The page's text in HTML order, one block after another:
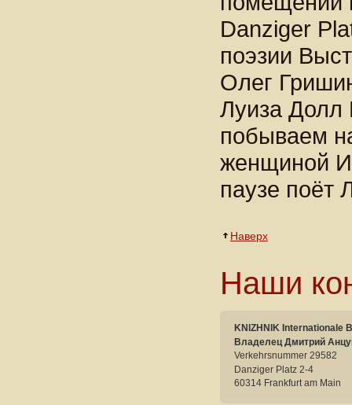
Danziger
поэзии
Олег
Луиза
побываем
женщиной И
паузе поёт
Наверх
Наши
KNIZHNIK Internationale
Владелец Дмитрий
Verkehrsnummer 29582
Danziger Platz 2-4
60314 Frankfurt am Main